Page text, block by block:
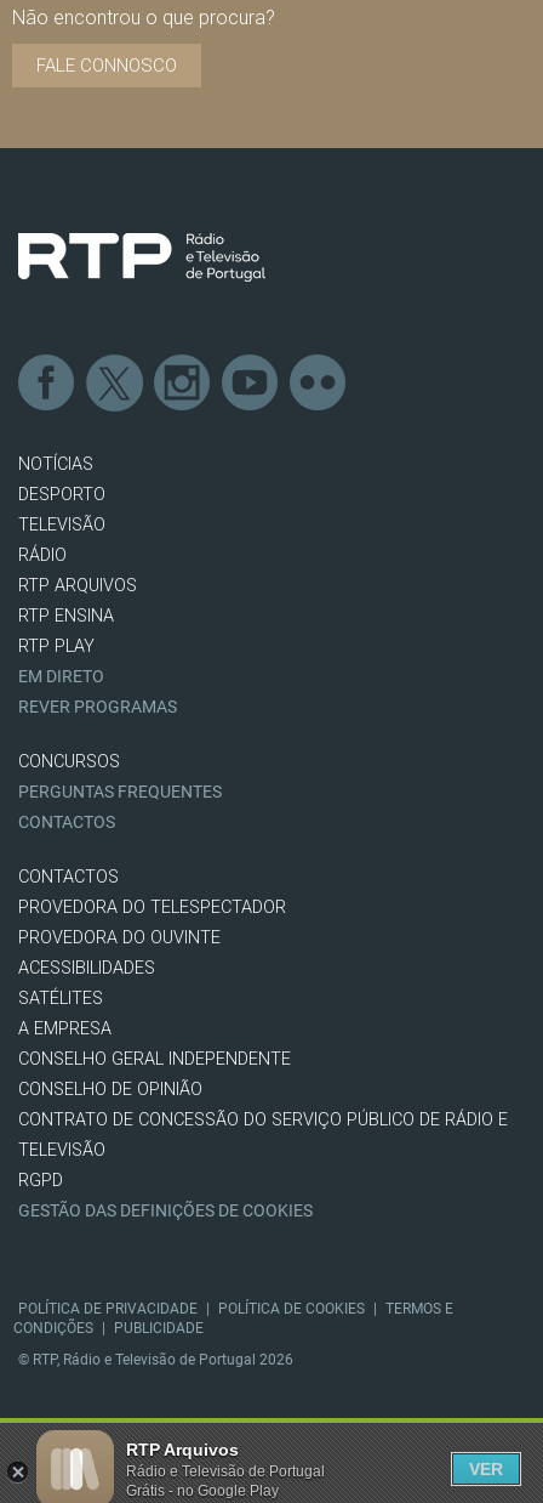
Não encontrou o que procura?
FALE CONNOSCO
NOTÍCIAS
DESPORTO
TELEVISÃO
RÁDIO
RTP ARQUIVOS
RTP ENSINA
RTP PLAY
EM DIRETO
REVER PROGRAMAS
CONCURSOS
PERGUNTAS FREQUENTES
CONTACTOS
CONTACTOS
PROVEDORA DO TELESPECTADOR
PROVEDORA DO OUVINTE
ACESSIBILIDADES
SATÉLITES
A EMPRESA
CONSELHO GERAL INDEPENDENTE
CONSELHO DE OPINIÃO
CONTRATO DE CONCESSÃO DO SERVIÇO PÚBLICO DE RÁDIO E
TELEVISÃO
RGPD
GESTÃO DAS DEFINIÇÕES DE COOKIES
POLÍTICA DE PRIVACIDADE POLÍTICA DE COOKIES
TERMOS E
CONDIÇÕES
PUBLICIDADE
© RTP, Rádio e Televisão de Portugal 2026
RTP Arquivos
Rádio e Televisão de Portugal
Grátis - no Google Play
VER